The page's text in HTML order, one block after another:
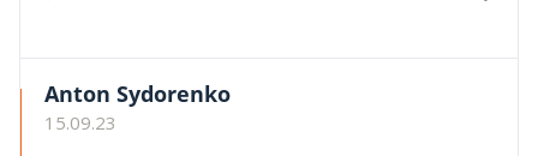
Anton Sydorenko
15.09.23